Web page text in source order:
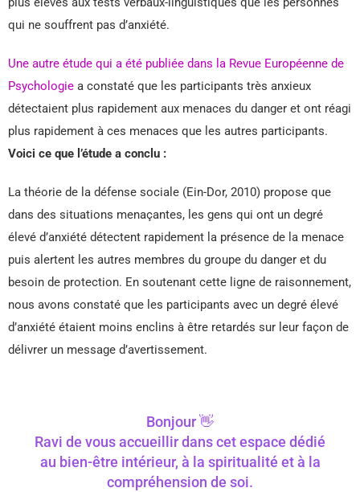
qui ne souffrent pas d’anxiété.
Une autre étude qui a été publiée dans la Revue Européenne de
Psychologie a constaté que les participants très anxieux
détectaient plus rapidement aux menaces du danger et ont réagi
plus rapidement à ces menaces que les autres participants.
Voici ce que l’étude a conclu :
La théorie de la défense sociale (Ein-Dor, 2010) propose que
dans des situations menaçantes, les gens qui ont un degré
élevé d’anxiété détectent rapidement la présence de la menace
puis alertent les autres membres du groupe du danger et du
besoin de protection. En soutenant cette ligne de raisonnement,
nous avons constaté que les participants avec un degré élevé
d’anxiété étaient moins enclins à être retardés sur leur façon de
délivrer un message d’avertissement.
Bonjour 👋
Ravi de vous accueillir dans cet espace dédié
au bien-être intérieur, à la spiritualité et à la
compréhension de soi.